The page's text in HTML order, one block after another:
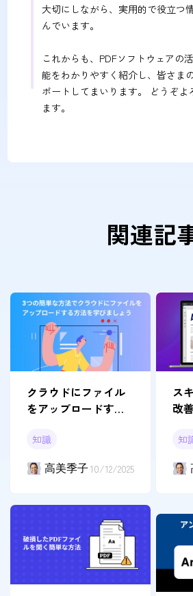
大切にしながら、実用的で役立つ
んでいます。
これからも、PDFソフトウェアの
能をわかりやすく紹介し、皆さま
ポートしてまいります。 どうぞよ
ます。
関連記
クラウドにファイル
をアップロードする
知識
高美季子 10/12/2025
ス
改
な
知